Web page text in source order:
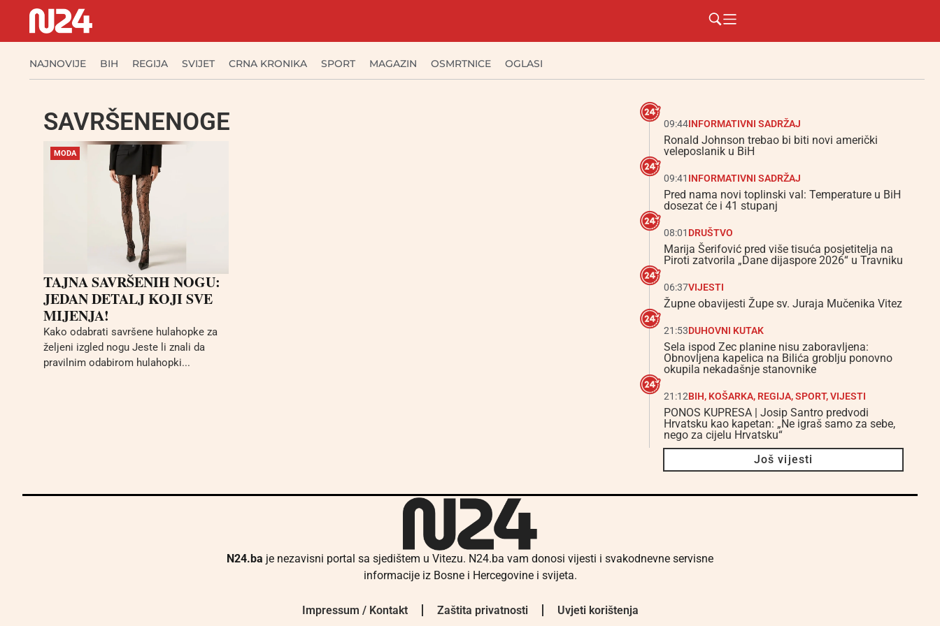
NAJNOVIJE BIH REGIJA SVIJET CRNA KRONIKA SPORT MAGAZIN OSMRTNICE OGLASI
SAVRŠENENOGE
MODA
TAJNA SAVRŠENIH NOGU:
JEDAN DETALJ KOJI SVE
MIJENJA!
Kako odabrati savršene hulahopke za
željeni izgled nogu Jeste li znali da
pravilnim odabirom hulahopki...
09:44INFORMATIVNI SADRŽAJ
Ronald Johnson trebao bi biti novi američki
veleposlanik u BiH
09:41 INFORMATIVNI SADRŽAJ
Pred nama novi toplinski val: Temperature u BiH
dosezat će i 41 stupanj
08:01 DRUŠTVO
Marija Šerifović pred više tisuća posjetitelja na
Piroti zatvorila „Dane dijaspore 2026“ u Travniku
06:37VIJESTI
Župne obavijesti Župe sv. Juraja Mučenika Vitez
21:53DUHOVNI KUTAK
Sela ispod Zec planine nisu zaboravljena:
Obnovljena kapelica na Bilića groblju ponovno
okupila nekadašnje stanovnike
21:12BIH, KOŠARKA, REGIJA,SPORT,VIJESTI
PONOS KUPRESA | Josip Santro predvodi
Hrvatsku kao kapetan: „Ne igraš samo za sebe,
nego za cijelu Hrvatsku“
Još vijesti
N24.ba je nezavisni portal sa sjedištem u Vitezu. N24.ba vam donosi vijesti i svakodnevne servisne
informacije iz Bosne i Hercegovine i svijeta.
Impressum / Kontakt Zaštita privatnosti Uvjeti korištenja